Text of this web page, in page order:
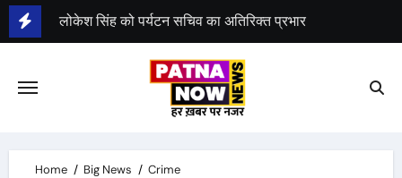
Skip
to
शीर्षत कपिल को पुलनिर्माण निगम अध्यक्ष का अतिरिक्त प्रभार
दो IAS अधिकारी इधर से उधर
Home Big News
Crime